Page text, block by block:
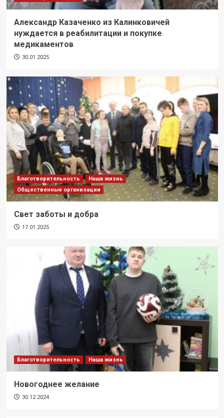
Александр Казаченко из Калинковичей
нуждается в реабилитации и покупке
медикаментов
30.01.2025
Благотворительность
Наша жизнь
Общественные организации
Свет заботы и добра
17.01.2025
Благотворительность Наша жизнь
Новогоднее желание
30.12.2024